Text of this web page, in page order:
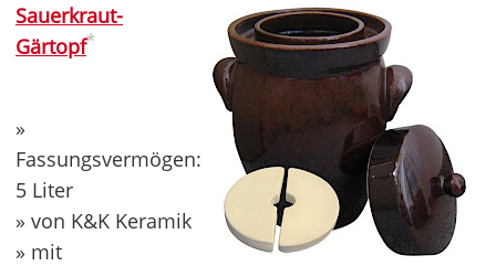
Sauerkraut-
Gärtopf*
»
Fassungsvermögen:
5 Liter
» von K&K Keramik
» mit